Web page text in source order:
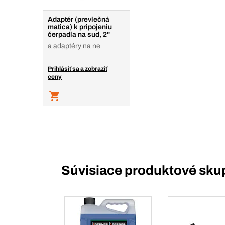
Adaptér (prevlečná
matica) k pripojeniu
čerpadla na sud, 2"
a adaptéry na ne
Prihlásiť sa a zobraziť
ceny
Súvisiace produktové